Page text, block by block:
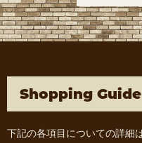
Shopping Guide
下記の各項目についての詳細